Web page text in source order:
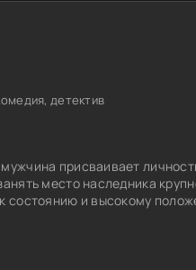
детектив
присваивает
место наследника
состоянию и высокому